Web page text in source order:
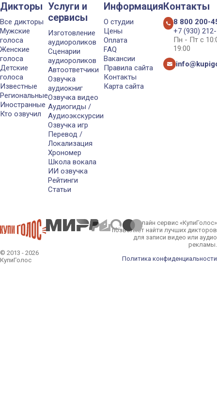
Дикторы
Все дикторы
Мужские
голоса
Женские
голоса
Детские
голоса
Известные
Региональные
Иностранные
Кто озвучил
Услуги и
сервисы
Изготовление
аудиороликов
Сценарии
аудиороликов
Автоответчики
Озвучка
аудиокниг
Озвучка видео
Аудиогиды /
Аудиоэкскурсии
Озвучка игр
Перевод /
Локализация
Хрономер
Школа вокала
ИИ озвучка
Рейтинги
Статьи
Информация
О студии
Цены
Оплата
FAQ
Вакансии
Правила сайта
Контакты
Карта сайта
Контакты
8 800 200-
+7 (930)
Пн - Пт с
19:00
© 2013 - 2026
КупиГолос
Онлайн сервис «КупиГолос»
позволяет найти лучших дикторов
для записи видео или аудио
рекламы.
Политика конфиденциальности